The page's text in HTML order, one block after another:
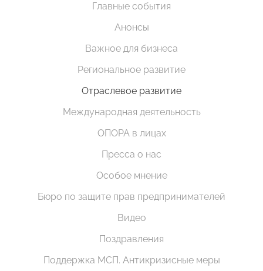
Главные события
Анонсы
Важное для бизнеса
Региональное развитие
Отраслевое развитие
Международная деятельность
ОПОРА в лицах
Пресса о нас
Особое мнение
Бюро по защите прав предпринимателей
Видео
Поздравления
Поддержка МСП. Антикризисные меры